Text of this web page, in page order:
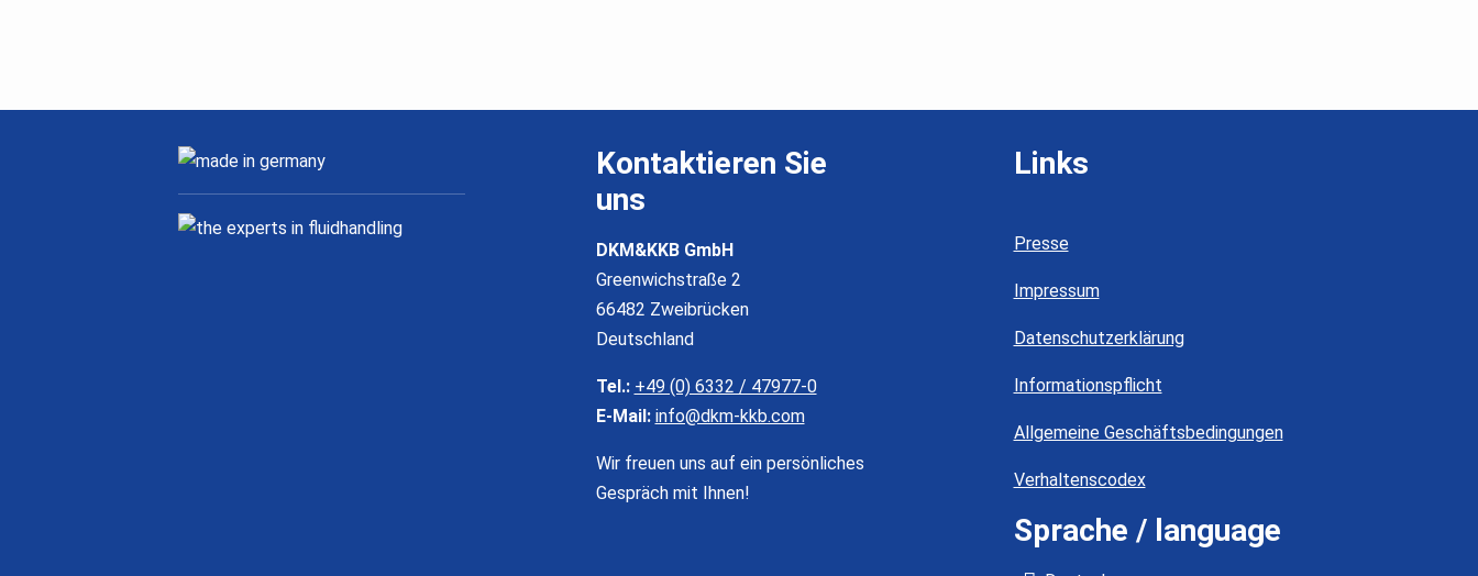
Kontaktieren Sie
uns
DKM&KKB GmbH
Greenwichstraße 2
66482 Zweibrücken
Deutschland
Tel.: +49 (0) 6332 / 47977-0
E-Mail: info@dkm-kkb.com
Wir freuen uns auf ein persönliches
Gespräch mit Ihnen!
Links
Presse
Impressum
Datenschutzerklärung
Informationspflicht
Allgemeine Geschäftsbedingungen
Verhaltenscodex
Sprache / language